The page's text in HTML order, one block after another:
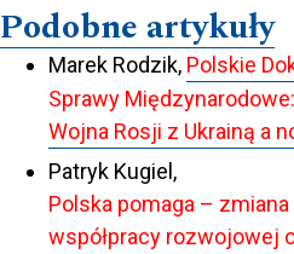
Podobne artykuły
Marek Rodzik, Polskie
Sprawy
Wojna Rosji z Ukrainą a
Patryk Kugiel,
Polska pomaga –
współpracy rozwojowej